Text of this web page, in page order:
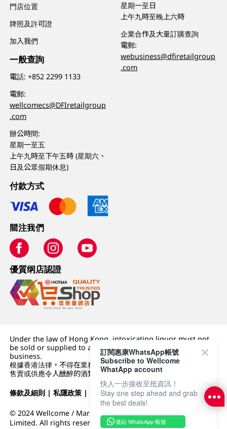
門店位置
牌照及許可證
加入我們
一般查詢
電話:+852 2299 1133
電郵:
wellcomecs@DFIretailgroup
.com
辦公時間:
星期一至五
上午九時至下午五時 (星期六、
日及公眾假期休息)
星期一至日
上午九時至晚上六時
企業合作及大量訂購查詢
電郵:
webusiness@dfiretailgroup
.com
付款方式
關注我們
優質纲店認證
Under the law of Hong Kong, intoxicating liquor must not
be sold or supplied to a minor (under 18) in the course of
business.
根據香港法律，不得在業務過程中，向未成年人 (18 歲以下人士)
售賣或供應令人醺醉的酒類。
條款及細則 |私隱政策 | DFI零售集團
© 2024 Wellcome / Market Place. The Dairy Farm Company
Limited. All rights reserved.
訂閱惠康WhatsApp帳號
Subscribe to Wellcome
WhatApp account
快人一步接收至抵資訊！
Stay one step ahead and grab
the best deals!
連結 WhatsApp 帳號